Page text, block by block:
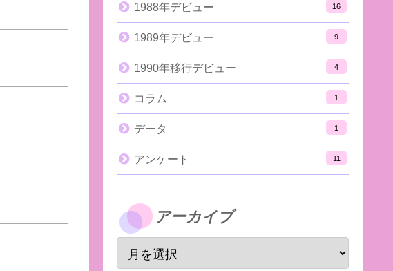
1988年デビュー 16
1989年デビュー 9
1990年移行デビュー 4
コラム 1
データ 1
アンケート 11
アーカイブ